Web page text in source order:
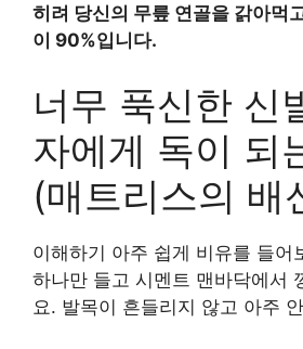
히려 당신의 무릎 연골을 갉아먹
이 90%입니다.
너무 푹신한 신
자에게 독이 되
(매트리스의 배
이해하기 아주 쉽게 비유를 들어
하나만 들고 시멘트 맨바닥에서
요. 발목이 흔들리지 않고 아주